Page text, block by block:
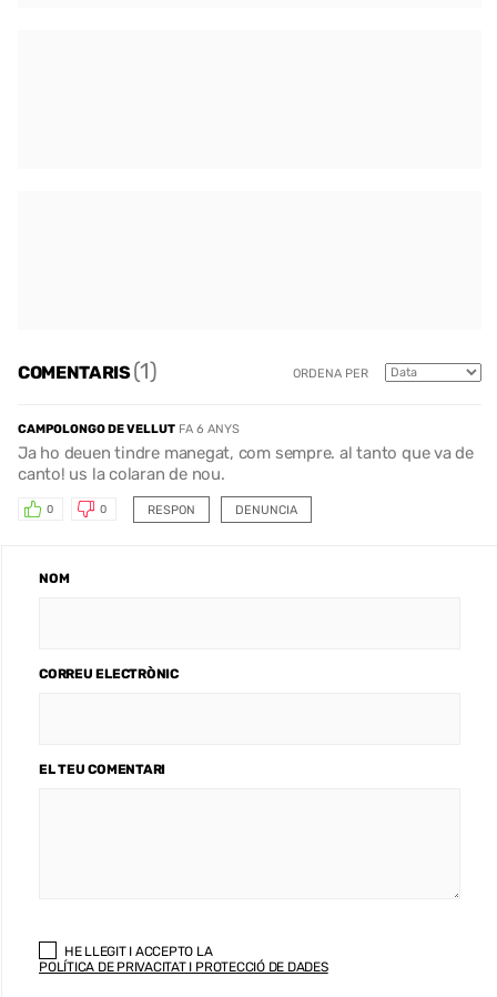
COMENTARIS(1) ORDENA PER
CAMPOLONGO DE VELLUT FA 6 ANYS
Ja ho deuen tindre manegat, com sempre. al tanto que va de
canto! us la colaran de nou.
RESPON
0 0 DENUNCIA
NOM
CORREU ELECTRÒNIC
EL TEU COMENTARI
HE LLEGIT I ACCEPTO LA
POLÍTICA DE PRIVACITAT I PROTECCIÓ DE DADES